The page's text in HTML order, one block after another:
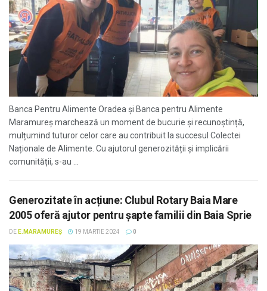
Banca Pentru Alimente Oradea și Banca pentru Alimente
Maramureș marchează un moment de bucurie și recunoștință,
mulțumind tuturor celor care au contribuit la succesul Colectei
Naționale de Alimente. Cu ajutorul generozității și implicării
comunității, s-au ...
Generozitate în acțiune: Clubul Rotary Baia Mare
2005 oferă ajutor pentru șapte familii din Baia Sprie
DE E.MARAMUREȘ 19 MARTIE 2024 0